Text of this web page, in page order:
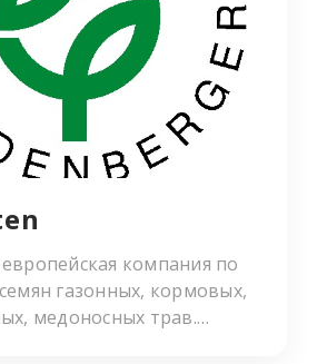
нишевых
А в 2004 году королева
Беатрикс назначила
поставщиком
компания по
газонных, кормовых,
медоносных трав.